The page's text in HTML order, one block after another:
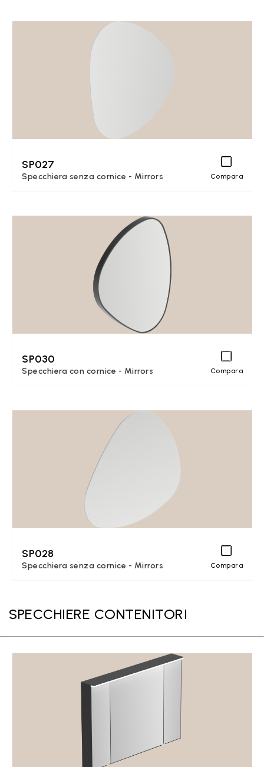
SP027
Specchiera senza cornice - Mirrors Compara
SP030
Specchiera con cornice - Mirrors Compara
SP028
Specchiera senza cornice - Mirrors Compara
SPECCHIERE CONTENITORI